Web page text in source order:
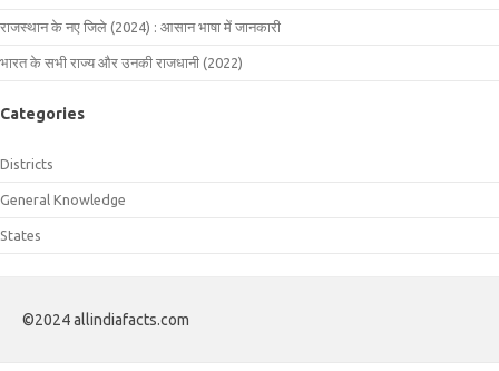
राजस्थान के नए जिले (2024) : आसान भाषा में जानकारी
भारत के सभी राज्य और उनकी राजधानी (2022)
Categories
Districts
General Knowledge
States
©2024 allindiafacts.com